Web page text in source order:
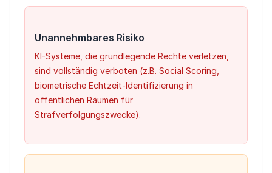
Unannehmbares Risiko
KI-Systeme, die grundlegende Rechte verletzen,
sind vollständig verboten (z.B. Social Scoring,
biometrische Echtzeit-Identifizierung in
öffentlichen Räumen für
Strafverfolgungszwecke).